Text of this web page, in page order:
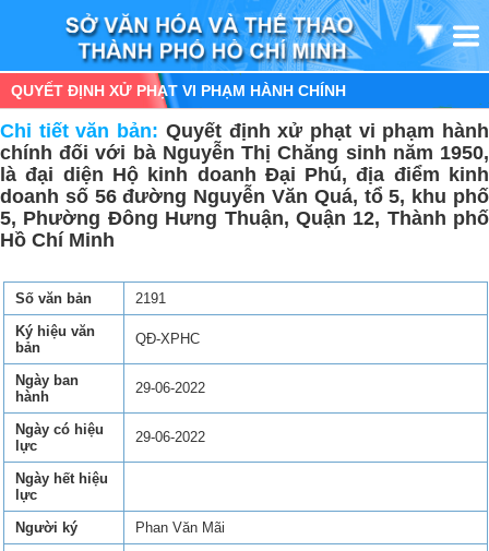
QUYẾT ĐỊNH XỬ PHẠT VI PHẠM HÀNH CHÍNH
Chi tiết văn bản: Quyết định xử phạt vi phạm hành
chính đối với bà Nguyễn Thị Chăng sinh năm 1950,
là đại diện Hộ kinh doanh Đại Phú, địa điểm kinh
doanh số 56 đường Nguyễn Văn Quá, tổ 5, khu phố
5, Phường Đông Hưng Thuận, Quận 12, Thành phố
Hồ Chí Minh
Số văn bản
2191
Ký hiệu văn
bản
QĐ-XPHC
Ngày ban
hành
29-06-2022
Ngày có hiệu
lực
29-06-2022
Ngày hết hiệu
lực
Người ký
Phan Văn Mãi